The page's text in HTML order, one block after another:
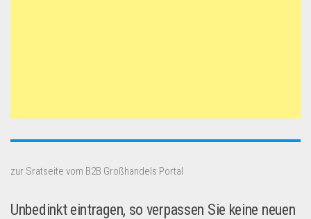
zur Sratseite vom B2B Großhandels Portal
Unbedinkt eintragen, so verpassen Sie keine neuen